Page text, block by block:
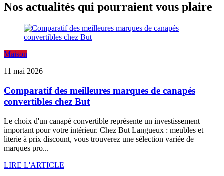
Nos actualités qui pourraient vous plaire
Maison
11 mai 2026
Comparatif des meilleures marques de canapés
convertibles chez But
Le choix d'un canapé convertible représente un investissement
important pour votre intérieur. Chez But Langueux : meubles et
literie à prix discount, vous trouverez une sélection variée de
marques pro...
LIRE L'ARTICLE